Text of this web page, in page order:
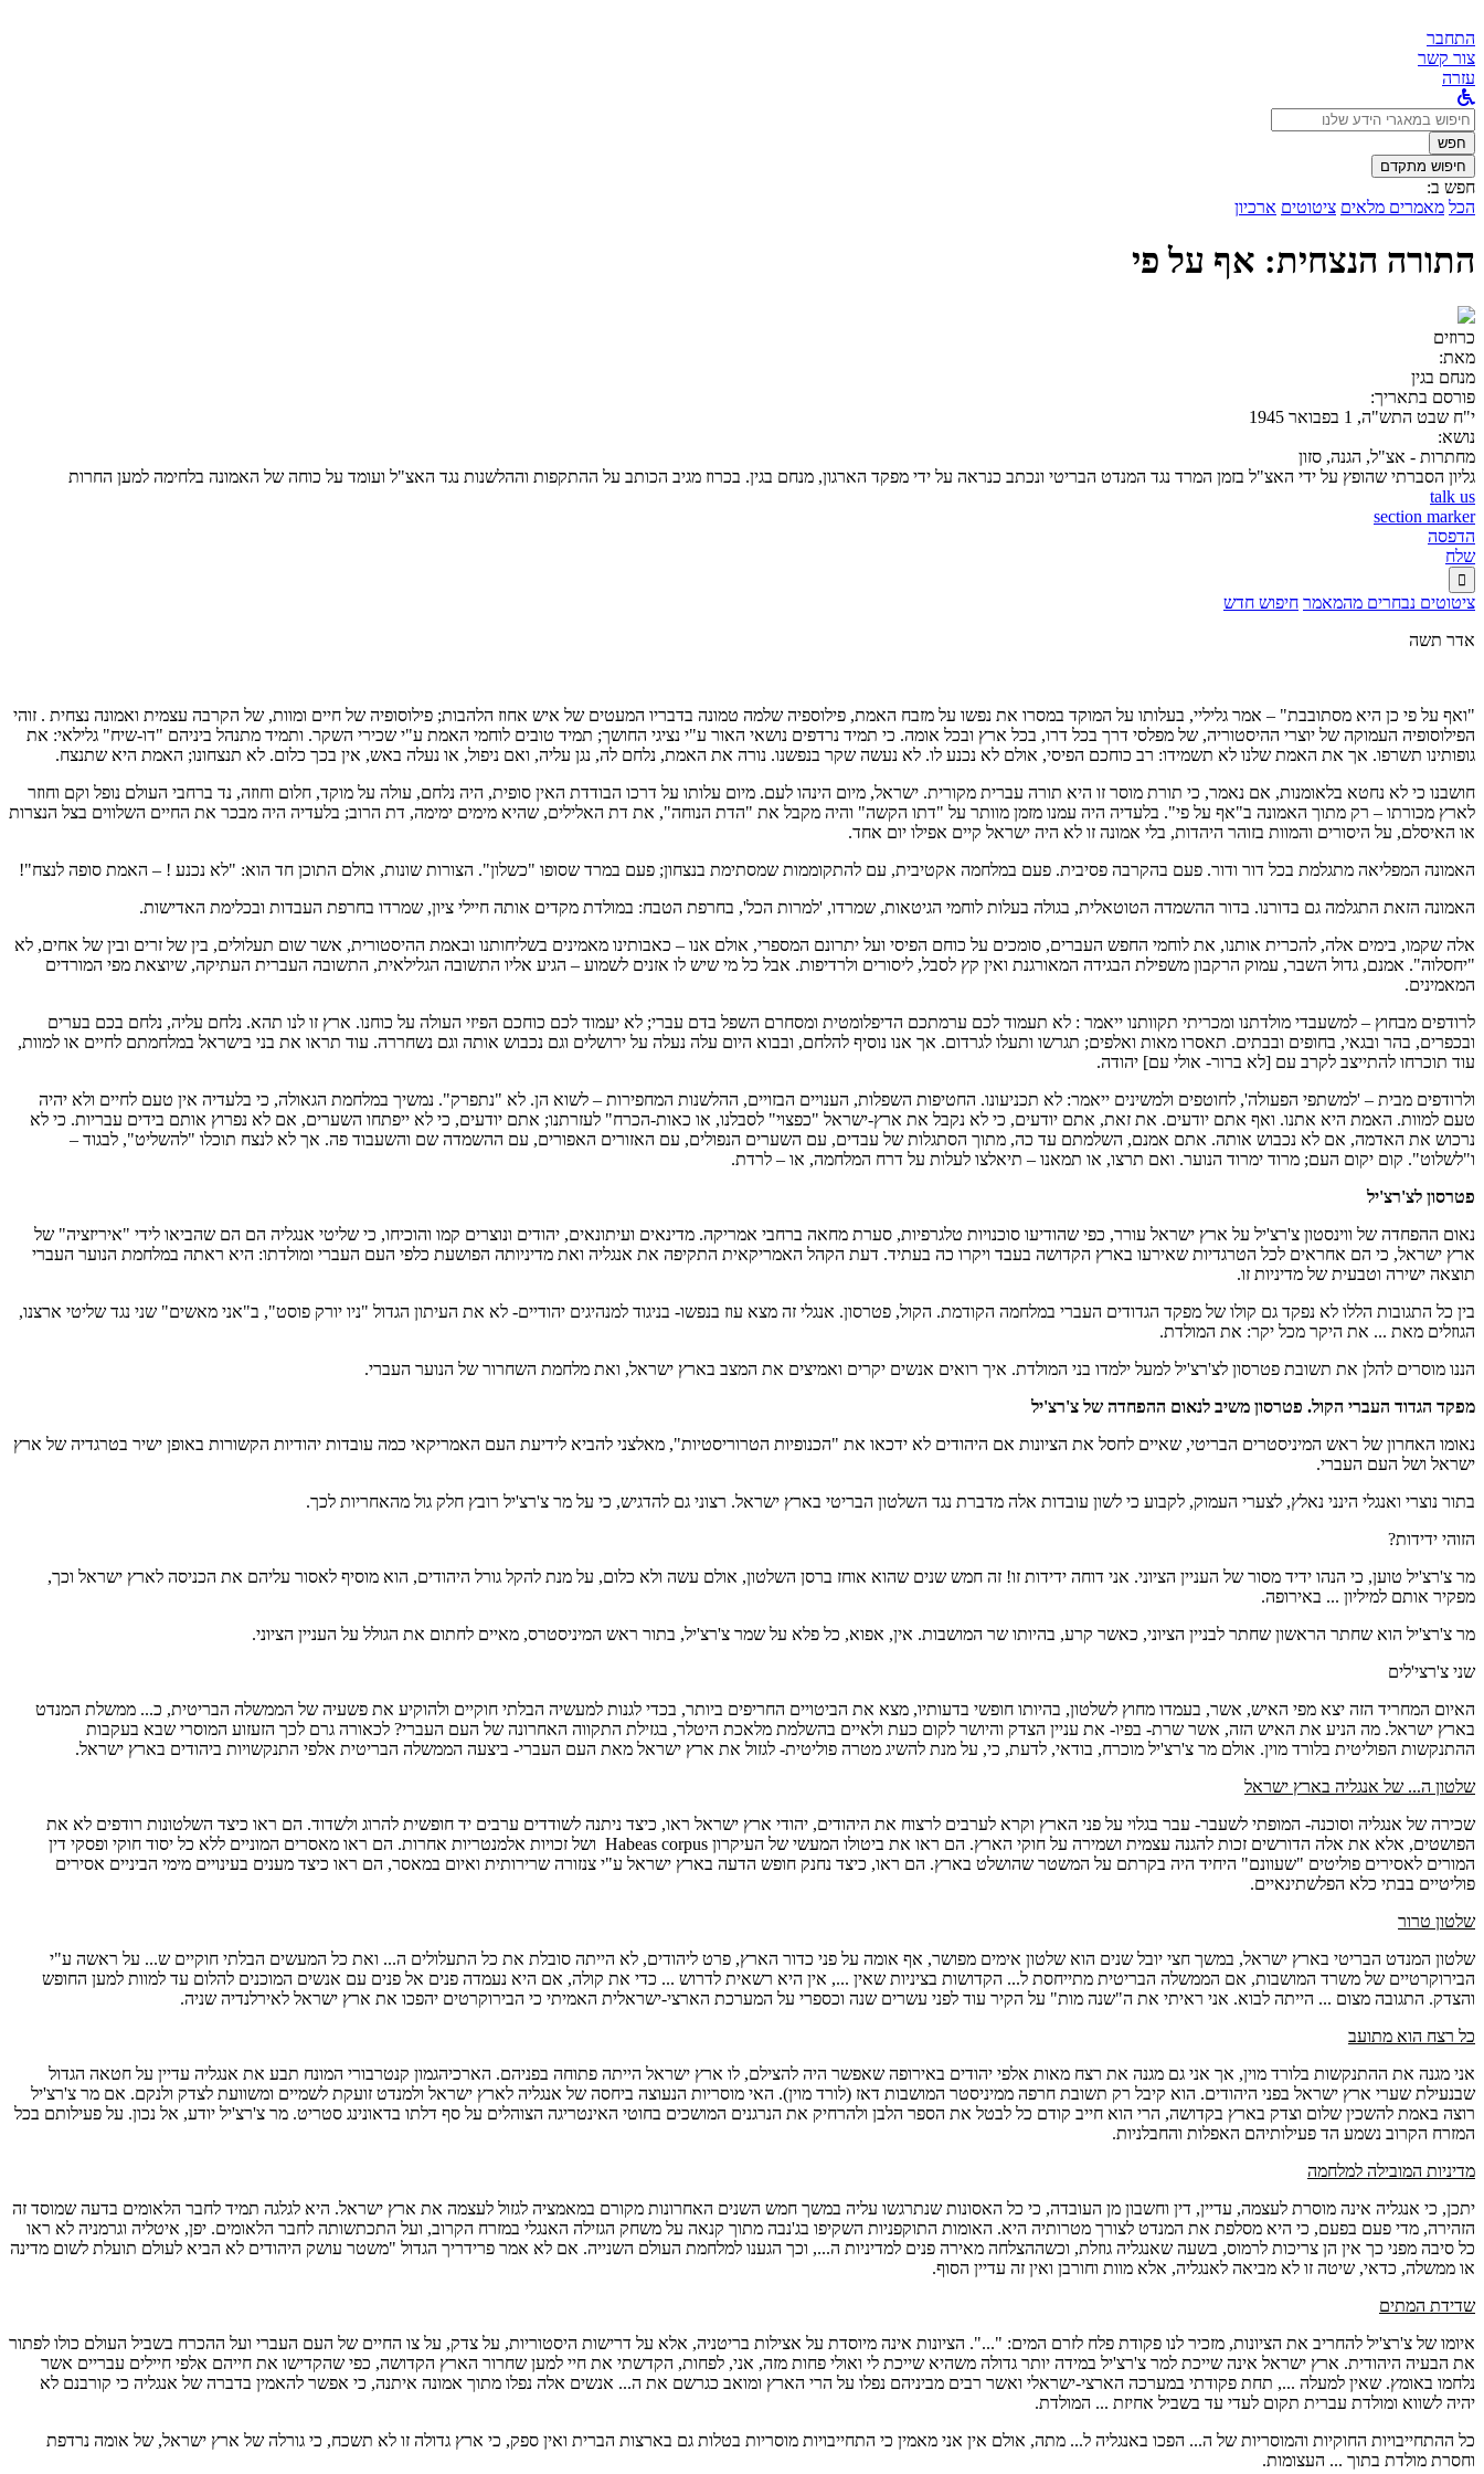
התחבר
צור קשר
עזרה
לחפש
ב:חפש
חיפוש מתקדם
חפש ב:
הכל מאמרים מלאים ציטוטים ארכיון
התורה הנצחית: אף על פי
כרוזים
מאת:
מנחם בגין
פורסם בתאריך:
י"ח שבט התש"ה, 1 בפבואר 1945
נושא:
מחתרות - אצ"ל, הגנה, סזון
גליון הסברתי שהופץ על ידי האצ"ל בזמן המרד נגד המנדט הבריטי ונכתב כנראה על ידי מפקד הארגון, מנחם בגין. בכרוז מגיב הכותב על ההתקפות וההלשנות נגד האצ"ל ועומד על כוחה של האמונה בלחימה למען החרות
talk us
section marker
הדפסה
שלח

ציטוטים נבחרים מהמאמר חיפוש חדש
אדר תשה
"ואף על פי כן היא מסתובבת" – אמר גליליי, בעלותו על המוקד במסרו את נפשו על מזבח האמת, פילוספיה שלמה טמונה בדבריו המעטים של איש אחוז הלהבות; פילוסופיה של חיים ומוות, של הקרבה עצמית ואמונה נצחית . זוהי
הפילוסופיה העמוקה של יוצרי ההיסטוריה, של מפלסי דרך בכל דרו, בכל ארץ ובכל אומה. כי תמיד נרדפים נושאי האור ע"י נציגי החושך; תמיד טובים לוחמי האמת ע"י שכירי השקר. ותמיד מתנהל ביניהם "דו-שיח" גלילאי: את
גופותינו תשרפו. אך את האמת שלנו לא תשמידו: רב כוחכם הפיסי, אולם לא נכנע לו. לא נעשה שקר בנפשנו. נורה את האמת, נלחם לה, נגן עליה, ואם ניפול, או נעלה באש, אין בכך כלום. לא תנצחונו; האמת היא שתנצח.
חושבנו כי לא נחטא בלאומנות, אם נאמר, כי תורת מוסר זו היא תורה עברית מקורית. ישראל, מיום הינהו לעם. מיום עלותו על דרכו הבודדת האין סופית, היה נלחם, עולה על מוקד, חלום וחוזה, נד ברחבי העולם נופל וקם וחוזר
לארץ מכורתו – רק מתוך האמונה ב"אף על פי". בלעדיה היה עמנו מזמן מוותר על "דתו הקשה" והיה מקבל את "הדת הנוחה", את דת האלילים, שהיא מימים ימימה, דת הרוב; בלעדיה היה מבכר את החיים השלווים בצל הנצרות
או האיסלם, על היסורים והמוות בזוהר היהדות, בלי אמונה זו לא היה ישראל קיים אפילו יום אחד.
האמונה המפליאה מתגלמת בכל דור ודור. פעם בהקרבה פסיבית. פעם במלחמה אקטיבית, עם להתקוממות שמסתימת בנצחון; פעם במרד שסופו "כשלון". הצורות שונות, אולם התוכן חד הוא: "לא נכנע ! – האמת סופה לנצח"!
האמונה הזאת התגלמה גם בדורנו. בדור ההשמדה הטוטאלית, בגולה בעלות לוחמי הגיטאות, שמרדו, 'למרות הכל', בחרפת הטבח: במולדת מקדים אותה חיילי ציון, שמרדו בחרפת העבדות ובכלימת האדישות.
אלה שקמו, בימים אלה, להכרית אותנו, את לוחמי החפש העברים, סומכים על כוחם הפיסי ועל יתרונם המספרי, אולם אנו – כאבותינו מאמינים בשליחותנו ובאמת ההיסטורית, אשר שום תעלולים, בין של זרים ובין של אחים, לא
"יחסלוה". אמנם, גדול השבר, עמוק הרקבון משפילת הבגידה המאורגנת ואין קץ לסבל, ליסורים ולרדיפות. אבל כל מי שיש לו אזנים לשמוע – הגיע אליו התשובה הגלילאית, התשובה העברית העתיקה, שיוצאת מפי המורדים
המאמינים.
לרודפים מבחוץ – למשעבדי מולדתנו ומכריתי תקוותנו ייאמר : לא תעמוד לכם ערמתכם הדיפלומטית ומסחרם השפל בדם עברי; לא יעמוד לכם כוחכם הפיזי העולה על כוחנו. ארץ זו לנו תהא. נלחם עליה, נלחם בכם בערים
ובכפרים, בהר ובגאי, בחופים ובבתים. תאסרו מאות ואלפים; תגרשו ותעלו לגרדום. אך אנו נוסיף להלחם, ובבוא היום עלה נעלה על ירושלים וגם נכבוש אותה וגם נשחררה. עוד תראו את בני בישראל במלחמתם לחיים או למוות,
עוד תוכרחו להתייצב לקרב עם [לא ברור- אולי עם] יהודה.
ולרודפים מבית – 'למשתפי הפעולה', לחוטפים ולמשינים ייאמר: לא תכניעונו. החטיפות השפלות, הענויים הבזויים, ההלשנות המחפירות – לשוא הן. לא "נתפרק". נמשיך במלחמת הגאולה, כי בלעדיה אין טעם לחיים ולא יהיה
טעם למוות. האמת היא אתנו. ואף אתם יודעים. את זאת, אתם יודעים, כי לא נקבל את ארץ-ישראל "כפצוי" לסבלנו, או כאות-הכרח" לעזרתנו; אתם יודעים, כי לא ייפתחו השערים, אם לא נפרוץ אותם בידים עבריות. כי לא
נרכוש את האדמה, אם לא נכבוש אותה. אתם אמנם, השלמתם עד כה, מתוך הסתגלות של עבדים, עם השערים הנפולים, עם האזורים האפורים, עם ההשמדה שם והשעבוד פה. אך לא לנצח תוכלו "להשליט", לבגוד –
ו"לשלוט". קום יקום העם; מרוד ימרוד הנוער. ואם תרצו, או תמאנו – תיאלצו לעלות על דרח המלחמה, או – לרדת.
פטרסון לצ'רצ'יל
נאום ההפחדה של ווינסטון צ'רצ'יל על ארץ ישראל עורר, כפי שהודיעו סוכנויות טלגרפיות, סערת מחאה ברחבי אמריקה. מדינאים ועיתונאים, יהודים ונוצרים קמו והוכיחו, כי שליטי אנגליה הם הם שהביאו לידי "איריזציה" של
ארץ ישראל, כי הם אחראים לכל הטרגדיות שאירעו בארץ הקדושה בעבד ויקרו כה בעתיד. דעת הקהל האמריקאית התקיפה את אנגליה ואת מדיניותה הפושעת כלפי העם העברי ומולדתו: היא ראתה במלחמת הנוער העברי
תוצאה ישירה וטבעית של מדיניות זו.
בין כל התגובות הללו לא נפקד גם קולו של מפקד הגדודים העברי במלחמה הקודמת. הקול, פטרסון. אנגלי זה מצא עוז בנפשו- בניגוד למנהיגים יהודיים- לא את העיתון הגדול "ניו יורק פוסט", ב"אני מאשים" שני נגד שליטי ארצנו,
הגוזלים מאת ... את היקר מכל יקר: את המולדת.
הננו מוסרים להלן את תשובת פטרסון לצ'רצ'יל למעל ילמדו בני המולדת. איך רואים אנשים יקרים ואמיצים את המצב בארץ ישראל, ואת מלחמת השחרור של הנוער העברי.
מפקד הגדוד העברי הקול. פטרסון משיב לנאום ההפחדה של צ'רצ'יל
נאומו האחרון של ראש המיניסטרים הבריטי, שאיים לחסל את הציונות אם היהודים לא ידכאו את "הכנופיות הטרוריסטיות", מאלצני להביא לידיעת העם האמריקאי כמה עובדות יהודיות הקשורות באופן ישיר בטרגדיה של ארץ
ישראל ושל העם העברי.
בתור נוצרי ואנגלי הינני נאלץ, לצערי העמוק, לקבוע כי לשון עובדות אלה מדברת נגד השלטון הבריטי בארץ ישראל. רצוני גם להדגיש, כי על מר צ'רצ'יל רובץ חלק גול מהאחריות לכך.
הזוהי ידידות?
מר צ'רצ'יל טוען, כי הנהו ידיד מסור של העניין הציוני. אני דוחה ידידות זו! זה חמש שנים שהוא אוחז ברסן השלטון, אולם עשה ולא כלום, על מנת להקל גורל היהודים, הוא מוסיף לאסור עליהם את הכניסה לארץ ישראל וכך,
מפקיר אותם למיליון ... באירופה.
מר צ'רצ'יל הוא שחתר הראשון שחתר לבניין הציוני, כאשר קרע, בהיותו שר המושבות. אין, אפוא, כל פלא על שמר צ'רצ'יל, בתור ראש המיניסטרס, מאיים לחתום את הגולל על העניין הציוני.
שני צ'רצי'לים
האיום המחריד הזה יצא מפי האיש, אשר, בעמדו מחוץ לשלטון, בהיותו חופשי בדעותיו, מצא את הביטויים החריפים ביותר, בכדי לגנות למעשיה הבלתי חוקיים ולהוקיע את פשעיה של הממשלה הבריטית, כ... ממשלת המנדט
בארץ ישראל. מה הניע את האיש הזה, אשר שרת- בפיו- את עניין הצדק והיושר לקום כעת ולאיים בהשלמת מלאכת היטלר, בגזילת התקווה האחרונה של העם העברי? לכאורה גרם לכך הזעזוע המוסרי שבא בעקבות
ההתנקשות הפוליטית בלורד מוין. אולם מר צ'רצ'יל מוכרח, בודאי, לדעת, כי, על מנת להשיג מטרה פוליטית- לגזול את ארץ ישראל מאת העם העברי- ביצעה הממשלה הבריטית אלפי התנקשויות ביהודים בארץ ישראל.
שלטון ה... של אנגליה בארץ ישראל
שכירה של אנגליה וסוכנה- המופתי לשעבר- עבר בגלוי על פני הארץ וקרא לערבים לרצוח את היהודים, יהודי ארץ ישראל ראו, כיצד ניתנה לשודדים ערבים יד חופשית להרוג ולשדוד. הם ראו כיצד השלטונות רודפים לא את
הפושטים, אלא את אלה הדורשים זכות להגנה עצמית ושמירה על חוקי הארץ. הם ראו את ביטולו המעשי של העיקרון Habeas corpus ושל זכויות אלמנטריות אחרות. הם ראו מאסרים המוניים ללא כל יסוד חוקי ופסקי דין
המורים לאסירים פוליטים "שעוונם" היחיד היה בקרתם על המשטר שהושלט בארץ. הם ראו, כיצד נחנק חופש הדעה בארץ ישראל ע"י צנזורה שרירותית ואיום במאסר, הם ראו כיצד מענים בעינויים מימי הביניים אסירים
פוליטיים בבתי כלא הפלשתינאיים.
שלטון טרור
שלטון המנדט הבריטי בארץ ישראל, במשך חצי יובל שנים הוא שלטון אימים מפושר, אף אומה על פני כדור הארץ, פרט ליהודים, לא הייתה סובלת את כל התעלולים ה... ואת כל המעשים הבלתי חוקיים ש... על ראשה ע"י
הבירוקרטיים של משרד המושבות, אם הממשלה הבריטית מתייחסת ל... הקדושות בציניות שאין ..., אין היא רשאית לדרוש ... כדי את קולה, אם היא נעמדה פנים אל פנים עם אנשים המוכנים להלום עד למוות למען החופש
והצדק. התגובה מצום ... הייתה לבוא. אני ראיתי את ה"שנה מות" על הקיר עוד לפני עשרים שנה וכספרי על המערכת הארצי-ישראלית האמיתי כי הבירוקרטים יהפכו את ארץ ישראל לאירלנדיה שניה.
כל רצח הוא מתועב
אני מגנה את ההתנקשות בלורד מוין, אך אני גם מגנה את רצח מאות אלפי יהודים באירופה שאפשר היה להצילם, לו ארץ ישראל הייתה פתוחה בפניהם. הארכיהגמון קנטרבורי המונח תבע את אנגליה עדיין על חטאה הגדול
שבנעילת שערי ארץ ישראל בפני היהודים. הוא קיבל רק תשובת חרפה ממיניסטר המושבות דאז (לורד מוין). האי מוסריות הנעוצה ביחסה של אנגליה לארץ ישראל ולמנדט זועקת לשמיים ומשוועת לצדק ולנקם. אם מר צ'רצ'יל
רוצה באמת להשכין שלום וצדק בארץ בקדושה, הרי הוא חייב קודם כל לבטל את הספר הלבן ולהרחיק את הנרגנים המושכים בחוטי האינטריגה הצוהלים על סף דלתו בדאונינג סטריט. מר צ'רצ'יל יודע, אל נכון. על פעילותם בכל
המזרח הקרוב נשמע הד פעילותיהם האפלות והחבלניות.
מדיניות המובילה למלחמה
יתכן, כי אנגליה אינה מוסרת לעצמה, עדיין, דין וחשבון מן העובדה, כי כל האסונות שנתרגשו עליה במשך חמש השנים האחרונות מקורם במאמציה לגזול לעצמה את ארץ ישראל. היא לגלגה תמיד לחבר הלאומים בדעה שמוסד זה
הזהירה, מדי פעם בפעם, כי היא מסלפת את המנדט לצורך מטרותיה היא. האומות התוקפניות השקיפו בג'נבה מתוך קנאה על משחק הגזילה האנגלי במזרח הקרוב, ועל התכתשותה לחבר הלאומים. יפן, איטליה וגרמניה לא ראו
כל סיבה מפני כך אין הן צריכות לרמוס, בשעה שאנגליה גוזלת, וכשההצלחה מאירה פנים למדיניות ה..., וכך הגענו למלחמת העולם השנייה. אם לא אמר פרידריך הגדול "משטר עושק היהודים לא הביא לעולם תועלת לשום מדינה
או ממשלה, כדאי, שיטה זו לא מביאה לאנגליה, אלא מוות וחורבן ואין זה עדיין הסוף.
שדידת המתים
איומו של צ'רצ'יל להחריב את הציונות, מזכיר לנו פקודת פלח לזרם המים: "...". הציונות אינה מיוסדת על אצילות בריטניה, אלא על דרישות היסטוריות, על צדק, על צו החיים של העם העברי ועל ההכרח בשביל העולם כולו לפתור
את הבעיה היהודית. ארץ ישראל אינה שייכת למר צ'רצ'יל במידה יותר גדולה משהיא שייכת לי ואולי פחות מזה, אני, לפחות, הקדשתי את חיי למען שחרור הארץ הקדושה, כפי שהקדישו את חייהם אלפי חיילים עבריים אשר
נלחמו באומץ. שאין למעלה ..., תחת פקודתי במערכה הארצי-ישראלי ואשר רבים מביניהם נפלו על הרי הארץ ומואב כגרשם את ה... אנשים אלה נפלו מתוך אמונה איתנה, כי אפשר להאמין בדברה של אנגליה כי קורבנם לא
יהיה לשווא ומולדת עברית תקום לעדי עד בשביל אחיזת ... המולדת.
כל ההתחייבויות החוקיות והמוסריות של ה... הפכו באנגליה ל... מתה, אולם אין אני מאמין כי התחייבויות מוסריות בטלות גם בארצות הברית ואין ספק, כי ארץ גדולה זו לא תשכח, כי גורלה של ארץ ישראל, של אומה נרדפת
וחסרת מולדת בתוך ... העצומות.